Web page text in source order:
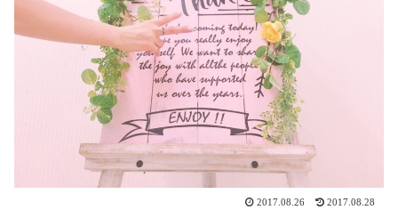
2017.08.26 2017.08.28